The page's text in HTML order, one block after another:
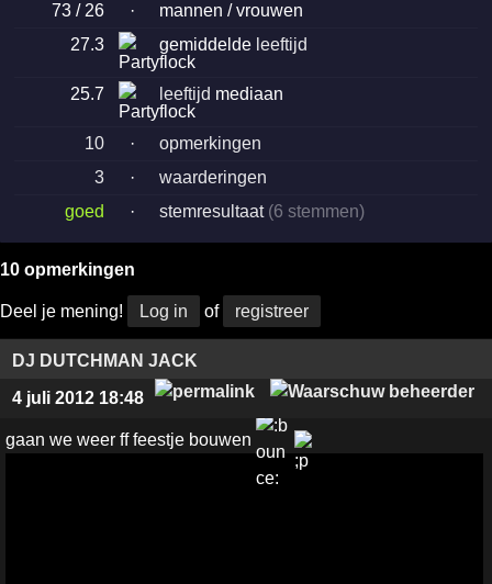
73 / 26 ·
mannen / vrouwen
27.3
gemiddelde leeftijd
25.7 leeftijd mediaan
10 ·
opmerkingen
3
·
waarderingen
goed
· stemresultaat (6 stemmen)
10 opmerkingen
Deel je mening! Log in of registreer
DJ DUTCHMAN JACK
4 juli 2012 18:48
gaan we weer ff feestje bouwen